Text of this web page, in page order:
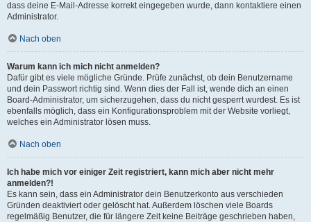
dass deine E-Mail-Adresse korrekt eingegeben wurde, dann kontaktiere einen
Administrator.
Nach oben
Warum kann ich mich nicht anmelden?
Dafür gibt es viele mögliche Gründe. Prüfe zunächst, ob dein Benutzername
und dein Passwort richtig sind. Wenn dies der Fall ist, wende dich an einen
Board-Administrator, um sicherzugehen, dass du nicht gesperrt wurdest. Es ist
ebenfalls möglich, dass ein Konfigurationsproblem mit der Website vorliegt,
welches ein Administrator lösen muss.
Nach oben
Ich habe mich vor einiger Zeit registriert, kann mich aber nicht mehr
anmelden?!
Es kann sein, dass ein Administrator dein Benutzerkonto aus verschieden
Gründen deaktiviert oder gelöscht hat. Außerdem löschen viele Boards
regelmäßig Benutzer, die für längere Zeit keine Beiträge geschrieben haben,